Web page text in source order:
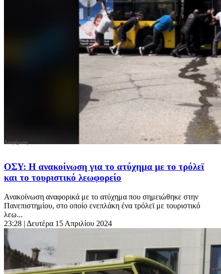
ΟΣΥ: Η ανακοίνωση για το ατύχημα με το τρόλεϊ
και το τουριστικό λεωφορείο
Ανακοίνωση αναφορικά με το ατύχημα που σημειώθηκε στην
Πανεπιστημίου, στο οποίο ενεπλάκη ένα τρόλεϊ με τουριστικό
λεω...
23:28 | Δευτέρα 15 Απριλίου 2024